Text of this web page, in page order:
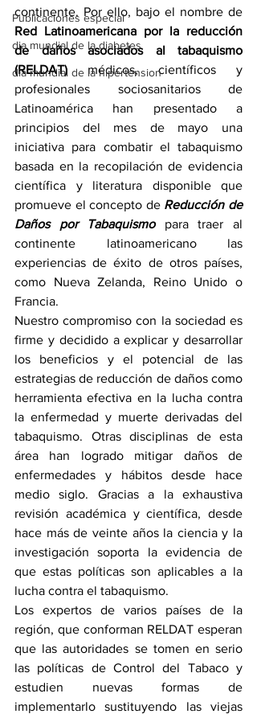
Publicaciones especial
dia mundial de la diabetes
dia mundial de la hipertension
Red Latinoamericana por la reducción
de daños asociados al tabaquismo
(RELDAT) médicos, científicos y
profesionales sociosanitarios de
Latinoamérica han presentado a
principios del mes de mayo una
iniciativa para combatir el tabaquismo
basada en la recopilación de evidencia
científica y literatura disponible que
promueve el concepto de Reducción de
Daños por Tabaquismo para traer al
continente latinoamericano las
experiencias de éxito de otros países,
como Nueva Zelanda, Reino Unido o
Francia.
Nuestro compromiso con la sociedad es
firme y decidido a explicar y desarrollar
los beneficios y el potencial de las
estrategias de reducción de daños como
herramienta efectiva en la lucha contra
la enfermedad y muerte derivadas del
tabaquismo. Otras disciplinas de esta
área han logrado mitigar daños de
enfermedades y hábitos desde hace
medio siglo. Gracias a la exhaustiva
revisión académica y científica, desde
hace más de veinte años la ciencia y la
investigación soporta la evidencia de
que estas políticas son aplicables a la
lucha contra el tabaquismo.
Los expertos de varios países de la
región, que conforman RELDAT esperan
que las autoridades se tomen en serio
las políticas de Control del Tabaco y
estudien nuevas formas de
implementarlo sustituyendo las viejas